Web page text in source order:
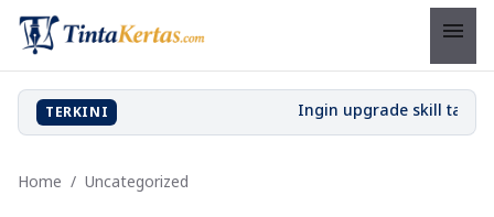
menu
TERKINI
Home / Uncategorized